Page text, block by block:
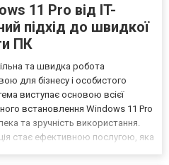
11 Pro від IT-
підхід до швидкої
ПК
та швидка робота
для бізнесу і особистого
виступає основою всієї
встановлення Windows 11 Pro
та зручність використання.
стає ефективною послугою, яка